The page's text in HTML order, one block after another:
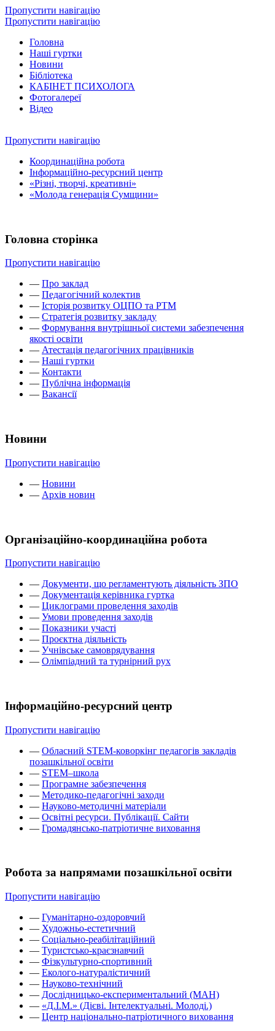
Пропустити навігацію
Пропустити навігацію
Головна
Наші гуртки
Новини
Бібліотека
КАБІНЕТ ПСИХОЛОГА
Фотогалереї
Відео
Пропустити навігацію
Координаційна робота
Інформаційно-ресурсний центр
«Різні, творчі, креативні»
«Молода генерація Сумщини»
Головна сторінка
Пропустити навігацію
— Про заклад
— Педагогічний колектив
— Історія розвитку ОЦПО та РТМ
— Стратегія розвитку закладу
— Формування внутрішньої системи забезпечення
якості освіти
— Атестація педагогічних працівників
— Наші гуртки
— Контакти
— Публічна інформація
— Вакансії
Новини
Пропустити навігацію
— Новини
— Архів новин
Організаційно-координаційна робота
Пропустити навігацію
— Документи, що регламентують діяльність ЗПО
— Документація керівника гуртка
— Циклограми проведення заходів
— Умови проведення заходів
— Показники участі
— Проєктна діяльність
— Учнівське самоврядування
— Олімпіадний та турнірний рух
Інформаційно-ресурсний центр
Пропустити навігацію
— Обласний STEM-коворкінг педагогів закладів
позашкільної освіти
— STEM–школа
— Програмне забезпечення
— Методико-педагогічні заходи
— Науково-методичні матеріали
— Освітні ресурси. Публікації. Сайти
— Громадянсько-патріотичне виховання
Робота за напрямами позашкільної освіти
Пропустити навігацію
— Гуманітарно-оздоровчий
— Художньо-естетичний
— Соціально-реабілітаційний
— Туристсько-краєзнавчий
— Фізкультурно-спортивний
— Еколого-натуралістичний
— Науково-технічний
— Дослідницько-експериментальний (МАН)
— «Д.І.М.» (Дієві. Інтелектуальні. Молоді.)
— Центр національно-патріотичного виховання